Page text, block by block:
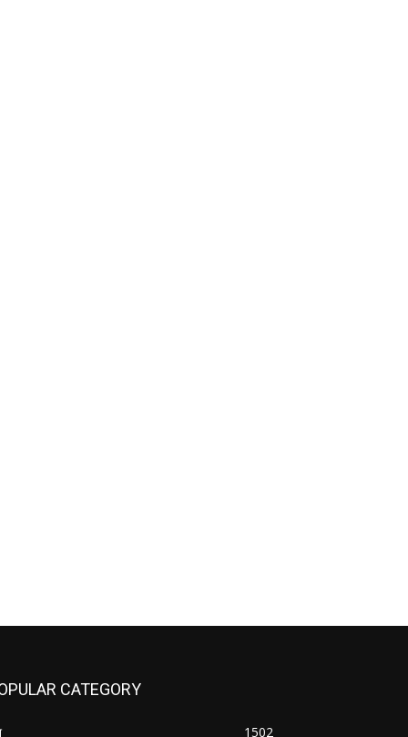
CATEGORY
1502